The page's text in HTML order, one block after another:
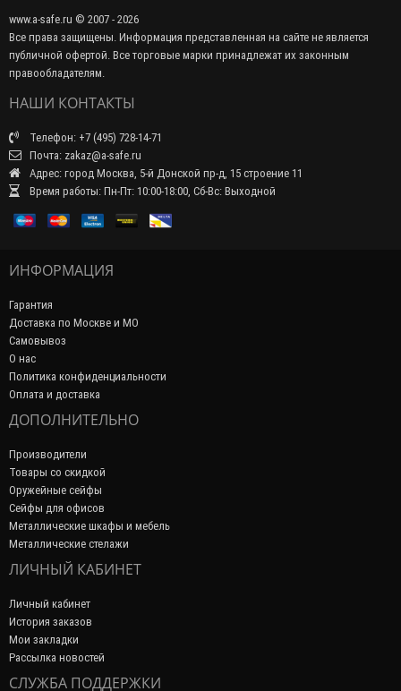
www.a-safe.ru © 2007 - 2026
Все права защищены. Информация представленная на сайте не является
публичной офертой. Все торговые марки принадлежат их законным
правообладателям.
НАШИ КОНТАКТЫ
Телефон: +7 (495) 728-14-71
Почта: zakaz@a-safe.ru
Адрес: город Москва, 5-й Донской пр-д, 15 строение 11
Время работы: Пн-Пт: 10:00-18:00, Сб-Вс: Выходной
ИНФОРМАЦИЯ
Гарантия
Доставка по Москве и МО
Самовывоз
О нас
Политика конфиденциальности
Оплата и доставка
ДОПОЛНИТЕЛЬНО
Производители
Товары со скидкой
Оружейные сейфы
Сейфы для офисов
Металлические шкафы и мебель
Металлические стелажи
ЛИЧНЫЙ КАБИНЕТ
Личный кабинет
История заказов
Мои закладки
Рассылка новостей
СЛУЖБА ПОДДЕРЖКИ